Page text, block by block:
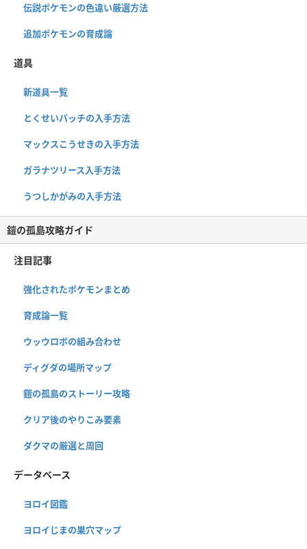
伝説ポケモンの色違い厳選方法
追加ポケモンの育成論
道具
新道具一覧
とくせいパッチの入手方法
マックスこうせきの入手方法
ガラナツリース入手方法
うつしかがみの入手方法
鎧の孤島攻略ガイド
注目記事
強化されたポケモンまとめ
育成論一覧
ウッウロボの組み合わせ
ディグダの場所マップ
鎧の孤島のストーリー攻略
クリア後のやりこみ要素
ダクマの厳選と周回
データベース
ヨロイ図鑑
ヨロイじまの巣穴マップ